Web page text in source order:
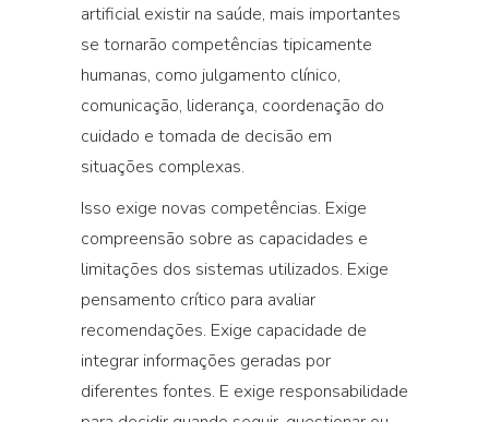
artificial existir na saúde, mais importantes
se tornarão competências tipicamente
humanas, como julgamento clínico,
comunicação, liderança, coordenação do
cuidado e tomada de decisão em
situações complexas.
Isso exige novas competências. Exige
compreensão sobre as capacidades e
limitações dos sistemas utilizados. Exige
pensamento crítico para avaliar
recomendações. Exige capacidade de
integrar informações geradas por
diferentes fontes. E exige responsabilidade